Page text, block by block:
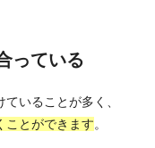
っている
いることが多く、
ことができます。